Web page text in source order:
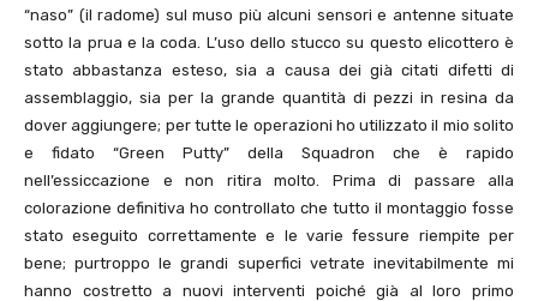
“naso” (il radome) sul muso più alcuni sensori e antenne situate
sotto la prua e la coda. L’uso dello stucco su questo elicottero è
stato abbastanza esteso, sia a causa dei già citati difetti di
assemblaggio, sia per la grande quantità di pezzi in resina da
dover aggiungere; per tutte le operazioni ho utilizzato il mio solito
e fidato “Green Putty” della Squadron che è rapido
nell’essiccazione e non ritira molto. Prima di passare alla
colorazione definitiva ho controllato che tutto il montaggio fosse
stato eseguito correttamente e le varie fessure riempite per
bene; purtroppo le grandi superfici vetrate inevitabilmente mi
hanno costretto a nuovi interventi poiché già al loro primo